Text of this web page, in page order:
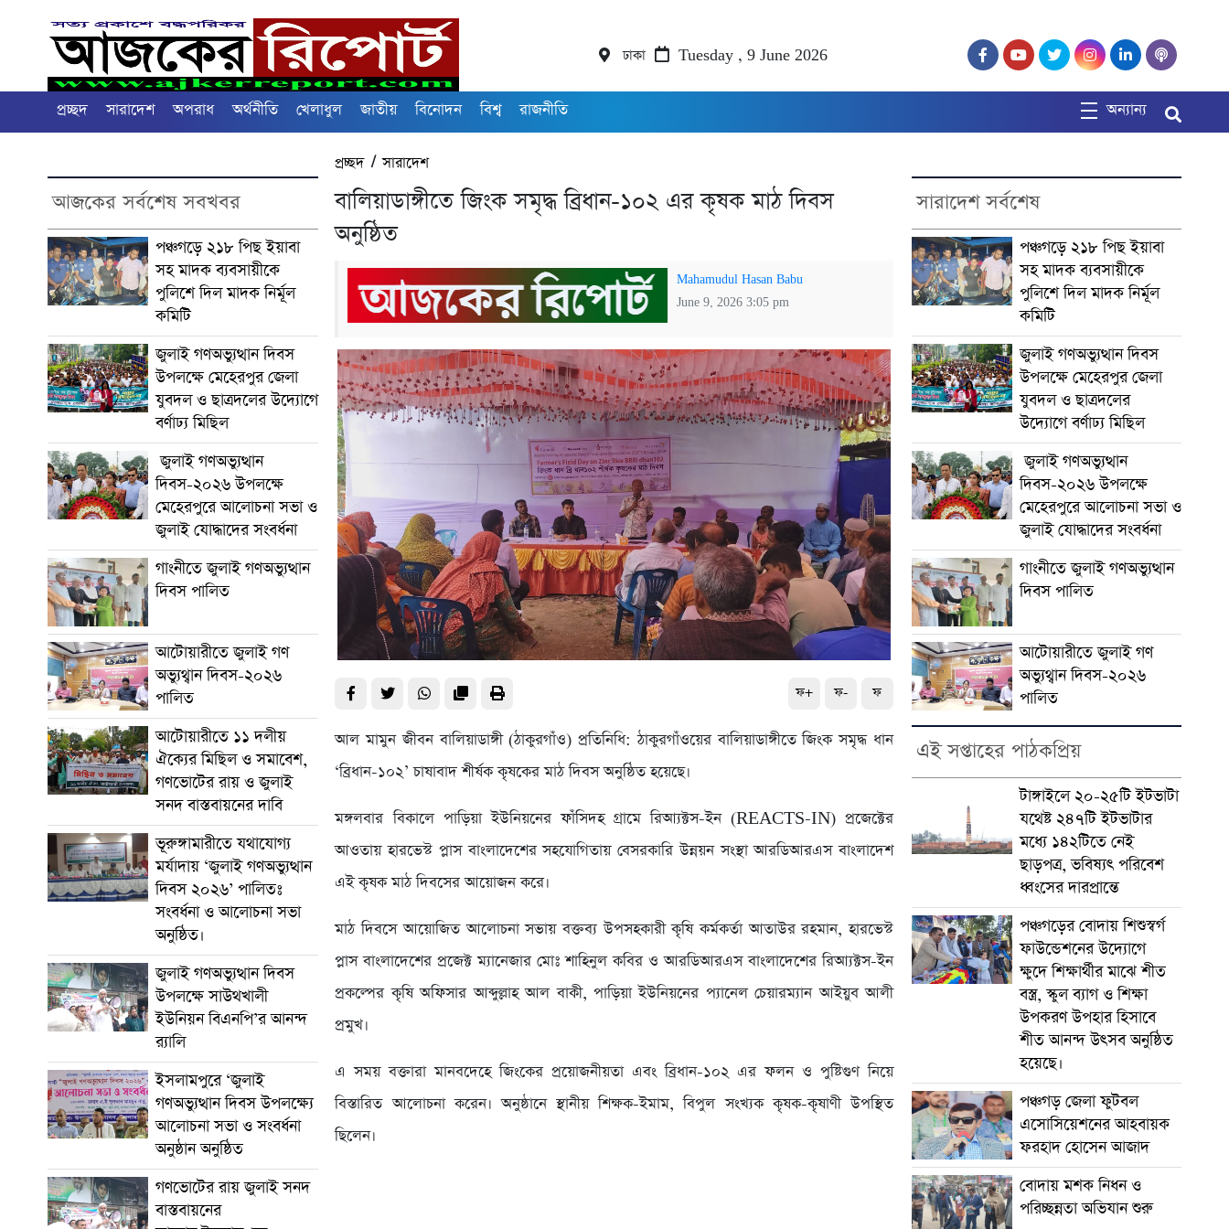
ঢাকা Tuesday , 9 June 2026
প্রচ্ছদ সারাদেশ অপরাধ অর্থনীতি খেলাধুল জাতীয় বিনোদন বিশ্ব রাজনীতি অন্যান্য
আজকের সর্বশেষ সবখবর
পঞ্চগড়ে ২১৮ পিছ ইয়াবা
সহ মাদক ব্যবসায়ীকে
পুলিশে দিল মাদক নির্মূল
কমিটি
জুলাই গণঅভ্যুত্থান দিবস
উপলক্ষে মেহেরপুর জেলা
যুবদল ও ছাত্রদলের উদ্যোগে
বর্ণাঢ্য মিছিল
জুলাই গণঅভ্যুত্থান
দিবস-২০২৬ উপলক্ষে
মেহেরপুরে আলোচনা সভা ও
জুলাই যোদ্ধাদের সংবর্ধনা
গাংনীতে জুলাই গণঅভ্যুত্থান
দিবস পালিত
আটোয়ারীতে জুলাই গণ
অভ্যুথ্বান দিবস-২০২৬
পালিত
আটোয়ারীতে ১১ দলীয়
ঐক্যের মিছিল ও সমাবেশ,
গণভোটের রায় ও জুলাই
সনদ বাস্তবায়নের দাবি
ভূরুঙ্গামারীতে যথাযোগ্য
মর্যাদায় ‘জুলাই গণঅভ্যুত্থান
দিবস ২০২৬’ পালিতঃ
সংবর্ধনা ও আলোচনা সভা
অনুষ্ঠিত।
জুলাই গণঅভ্যুত্থান দিবস
উপলক্ষে সাউথখালী
ইউনিয়ন বিএনপি’র আনন্দ
র‍্যালি
ইসলামপুরে ‘জুলাই
গণঅভ্যুত্থান দিবস উপলক্ষ্যে
আলোচনা সভা ও সংবর্ধনা
অনুষ্ঠান অনুষ্ঠিত
গণভোটের রায় জুলাই সনদ
বাস্তবায়নের
প্রচ্ছদ/সারাদেশ
বালিয়াডাঙ্গীতে জিংক সমৃদ্ধ ব্রিধান-১০২ এর কৃষক মাঠ দিবস
অনুষ্ঠিত
Mahamudul Hasan Babu
June 9, 2026 3:05 pm
ফ+ ফ- ফ
আল মামুন জীবন ​বালিয়াডাঙ্গী (ঠাকুরগাঁও) প্রতিনিধি: ঠাকুরগাঁওয়ের বালিয়াডাঙ্গীতে জিংক সমৃদ্ধ ধান
‘ব্রিধান-১০২’ চাষাবাদ শীর্ষক কৃষকের মাঠ দিবস অনুষ্ঠিত হয়েছে।
মঙ্গলবার বিকালে পাড়িয়া ইউনিয়নের ফাঁসিদহ গ্রামে রিআ্যক্টস-ইন (REACTS-IN) প্রজেক্টের
আওতায় হারভেস্ট প্লাস বাংলাদেশের সহযোগিতায় বেসরকারি উন্নয়ন সংস্থা আরডিআরএস বাংলাদেশ
এই কৃষক মাঠ দিবসের আয়োজন করে।
​মাঠ দিবসে আয়োজিত আলোচনা সভায় বক্তব্য উপসহকারী কৃষি কর্মকর্তা আতাউর রহমান, হারভেস্ট
প্লাস বাংলাদেশের প্রজেক্ট ম্যানেজার মোঃ শাহিনুল কবির ও আরডিআরএস বাংলাদেশের রিআ্যক্টস-ইন
প্রকল্পের কৃষি অফিসার আব্দুল্লাহ আল বাকী, পাড়িয়া ইউনিয়নের প্যানেল চেয়ারম্যান আইয়ুব আলী
প্রমুখ।
​এ সময় বক্তারা মানবদেহে জিংকের প্রয়োজনীয়তা এবং ব্রিধান-১০২ এর ফলন ও পুষ্টিগুণ নিয়ে
বিস্তারিত আলোচনা করেন। অনুষ্ঠানে স্থানীয় শিক্ষক-ইমাম, বিপুল সংখ্যক কৃষক-কৃষাণী উপস্থিত
ছিলেন।
সারাদেশ সর্বশেষ
পঞ্চগড়ে ২১৮ পিছ ইয়াবা
সহ মাদক ব্যবসায়ীকে
পুলিশে দিল মাদক নির্মূল
কমিটি
জুলাই গণঅভ্যুত্থান দিবস
উপলক্ষে মেহেরপুর জেলা
যুবদল ও ছাত্রদলের
উদ্যোগে বর্ণাঢ্য মিছিল
জুলাই গণঅভ্যুত্থান
দিবস-২০২৬ উপলক্ষে
মেহেরপুরে আলোচনা সভা ও
জুলাই যোদ্ধাদের সংবর্ধনা
গাংনীতে জুলাই গণঅভ্যুত্থান
দিবস পালিত
আটোয়ারীতে জুলাই গণ
অভ্যুথ্বান দিবস-২০২৬
পালিত
এই সপ্তাহের পাঠকপ্রিয়
টাঙ্গাইলে ২০-২৫টি ইটভাটা
যথেষ্ট ২৪৭টি ইটভাটার
মধ্যে ১৪২টিতে নেই
ছাড়পত্র, ভবিষ্যৎ পরিবেশ
ধ্বংসের দারপ্রান্তে
পঞ্চগড়ের বোদায় শিশুস্বর্গ
ফাউন্ডেশনের উদ্যোগে
ক্ষুদে শিক্ষার্থীর মাঝে শীত
বস্ত্র, স্কুল ব্যাগ ও শিক্ষা
উপকরণ উপহার হিসাবে
শীত আনন্দ উৎসব অনুষ্ঠিত
হয়েছে।
পঞ্চগড় জেলা ফুটবল
এসোসিয়েশনের আহবায়ক
ফরহাদ হোসেন আজাদ
বোদায় মশক নিধন ও
পরিচ্ছন্নতা অভিযান শুরু